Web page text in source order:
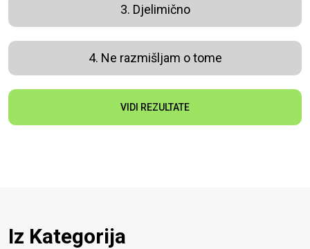
3. Djelimično
4. Ne razmišljam o tome
VIDI REZULTATE
Iz Kategorija